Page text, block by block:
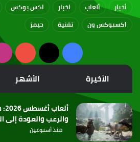
أخبار
ألعاب اخبار اكس بوكس
اكسبوكس ون
تقنية جيمز
فيسبوك
‫X
الأخيرة الأشهر
والرعب والعودة إلى
منذ أسبوعين